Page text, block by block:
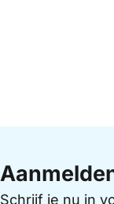
Schrijf je nu in